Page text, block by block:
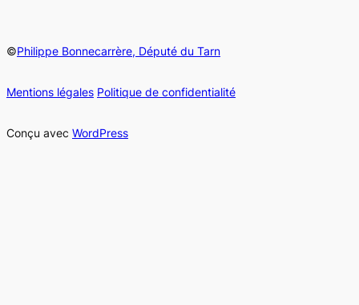
©Philippe Bonnecarrère, Député du Tarn
Mentions légales Politique de confidentialité
Conçu avec WordPress